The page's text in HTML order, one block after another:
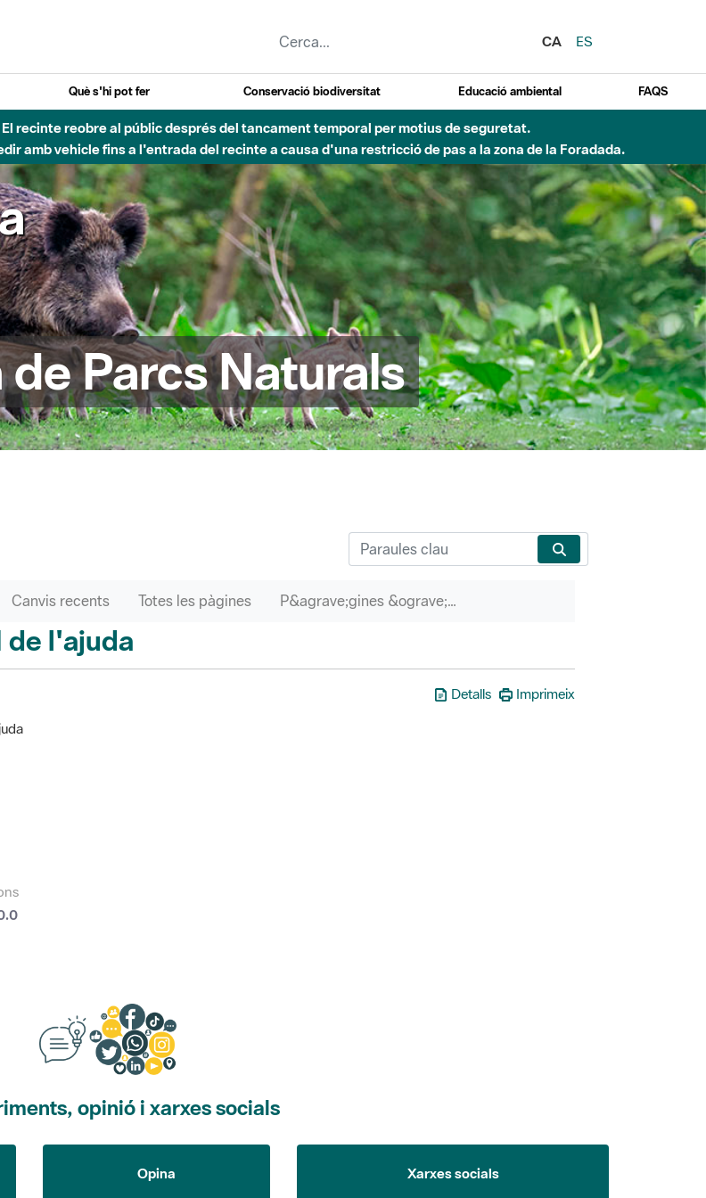
CA
ES
Què s'hi pot fer Conservació biodiversitat Educació ambiental FAQS
recinte reobre al públic després del tancament temporal per motius de seguretat.
amb vehicle fins a l'entrada del recinte a causa d'una restricció de pas a la zona de la Foradada.
de Parcs Naturals
Canvis recents Totes les pàgines P&agrave;gines &ograve;rfenes
de l'ajuda
Detalls
Imprimeix
La mitjana de les valoracions és de 0 estrelles de 5.
opinió i xarxes socials
Opina Xarxes socials